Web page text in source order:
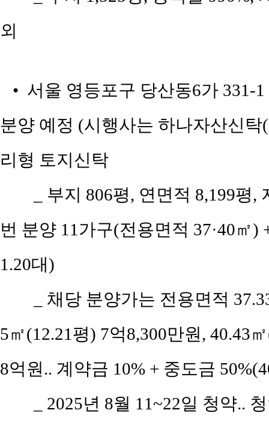
외
• 서울 영등포구 당산동6가 331-
분양 예정 (시행사는 하나자산신
리형 토지신탁
_ 부지 806평, 연면적 8,199평
번 분양 11가구(전용면적 37·40㎡
1.20대)
_ 채당 분양가는 전용면적
5㎡(12.21평) 7억8,300만원, 40.43
8억원.. 계약금 10% + 중도금
_ 2025년 8월 11~22일 청약..